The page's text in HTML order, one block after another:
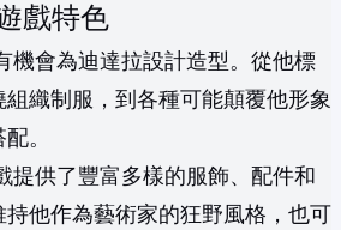
戲特色
機會為迪達拉設計造型。從他標
織制服，到各種可能顛覆他形象
。
提供了豐富多樣的服飾、配件和
他作為藝術家的狂野風格，也可